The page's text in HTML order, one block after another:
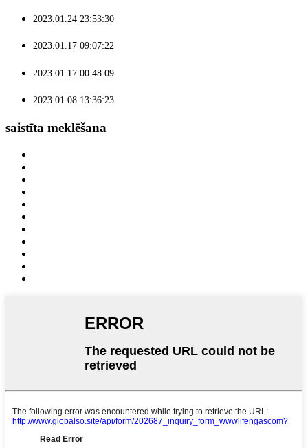
2023.01.24 23:53:30
2023.01.17 09:07:22
2023.01.17 00:48:09
2023.01.08 13:36:23
saistīta meklēšana